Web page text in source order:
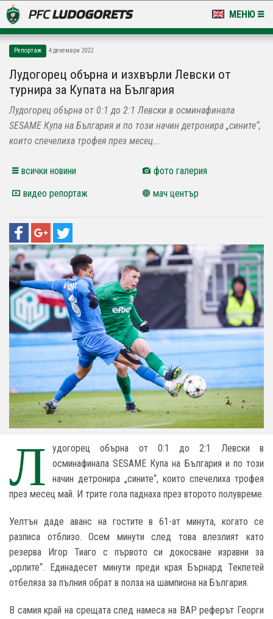
МЕНЮ
LUDOGORETS TV
НА ТЕРЕНА
СТАДИОН & БАЗИ
Репортаж 4 декември 2022
Лудогорец обърна и изхвърли Левски от
турнира за Купата на България
Лудогорец обърна от 0:1 до 2:1 Левски в осминафинала
SESAME Купа на България и по този начин детронира „сините“,
които спечелиха трофея през месец...
всички новини
фото галерия
видео репортаж
мач център
Л
удогорец обърна от 0:1 до 2:1 Левски в
осминафинала SESAME Купа на България и по този
начин детронира „сините“, които спечелиха трофея
през месец май. И трите гола паднаха през второто полувреме.
Уелтън даде аванс на гостите в 61-ат минута, когато се
разписа отблизо. Осем минути след това влезлият като
резерва Игор Тиаго с първото си докосване изравни за
„орлите“. Единадесет минути преди края Бърнард Текпетей
отбеляза за пълния обрат в полза на шампиона на България.
В самия край на срещата след намеса на ВАР реферът Георги